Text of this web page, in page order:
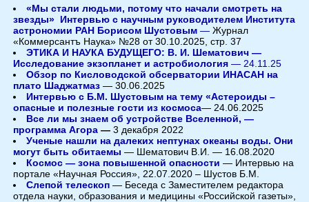
«Мы стали людьми, потому что начали смотреть на
звезды» Интервью с научным руководителем Института
астрономии РАН Борисом Шустовым — Журнал
«Коммерсантъ Наука» №28 от 30.10.2025, стр. 37
ЭТИКА И НАУКА БУДУЩЕГО: В. И. Шематович —
Исследование экзопланет и астробиология — 24.11.25
Обзор по Кисловодской обсерватории ИНАСАН на
плато Шаджатмаз — 30.06.2025
Интервью с Б.М. Шустовым на тему «Астероиды –
опасные и полезные гости из космоса— 24.06.2025
Все ли мы знаем об устройстве Вселенной, —
программа Агора — 3 декабря 2022
Ученые нашли на далеких нептунах океаны воды. Они
могут быть обитаемы — Шематович В.И. — 16.08.2020
Космос — зона повышенной опасности — Интервью на
портале «Научная Россия», 22.07.2020 – Шустов Б.М.
Слепой телескоп — Беседа с Заместителем редактора
отдела науки, образования и медицины «Российской газеты»,